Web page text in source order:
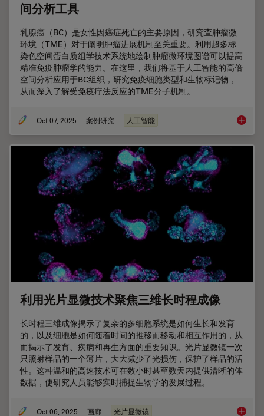
间分析工具
乳腺癌（BC）是女性因癌症死亡的主要原因，研究查肿瘤微
环境（TME）对于阐明肿瘤进展机制至关重要。利用超多标
染色空间蛋白质组学技术系统地绘制肿瘤微环境图谱可以提高
精准免疫肿瘤学的能力。在这里，我们将基于人工智能的高倍
空间分析应用于BC组织，研究免疫细胞类型和生物标记物，
从而深入了解受免疫疗法反应的TME分子机制。
Oct 07, 2025 案例研究 人工智能 人工智
利用光片显微技术聚焦三维长时程成像
长时程三维成像揭示了复杂的多细胞系统是如何生长和发育
的，以及细胞是如何随着时间的推移而移动和相互作用的，从
而揭示了发育、疾病和再生方面的重要知识。光片显微镜一次
只照射样品的一个薄片，大大减少了光损伤，保护了样品的活
性。这种温和的高速技术可在数小时甚至数天内提供清晰的体
数据，使研究人员能够实时捕捉生物学的发展过程。
Oct 06, 2025 画廊 光片显微镜 利用光